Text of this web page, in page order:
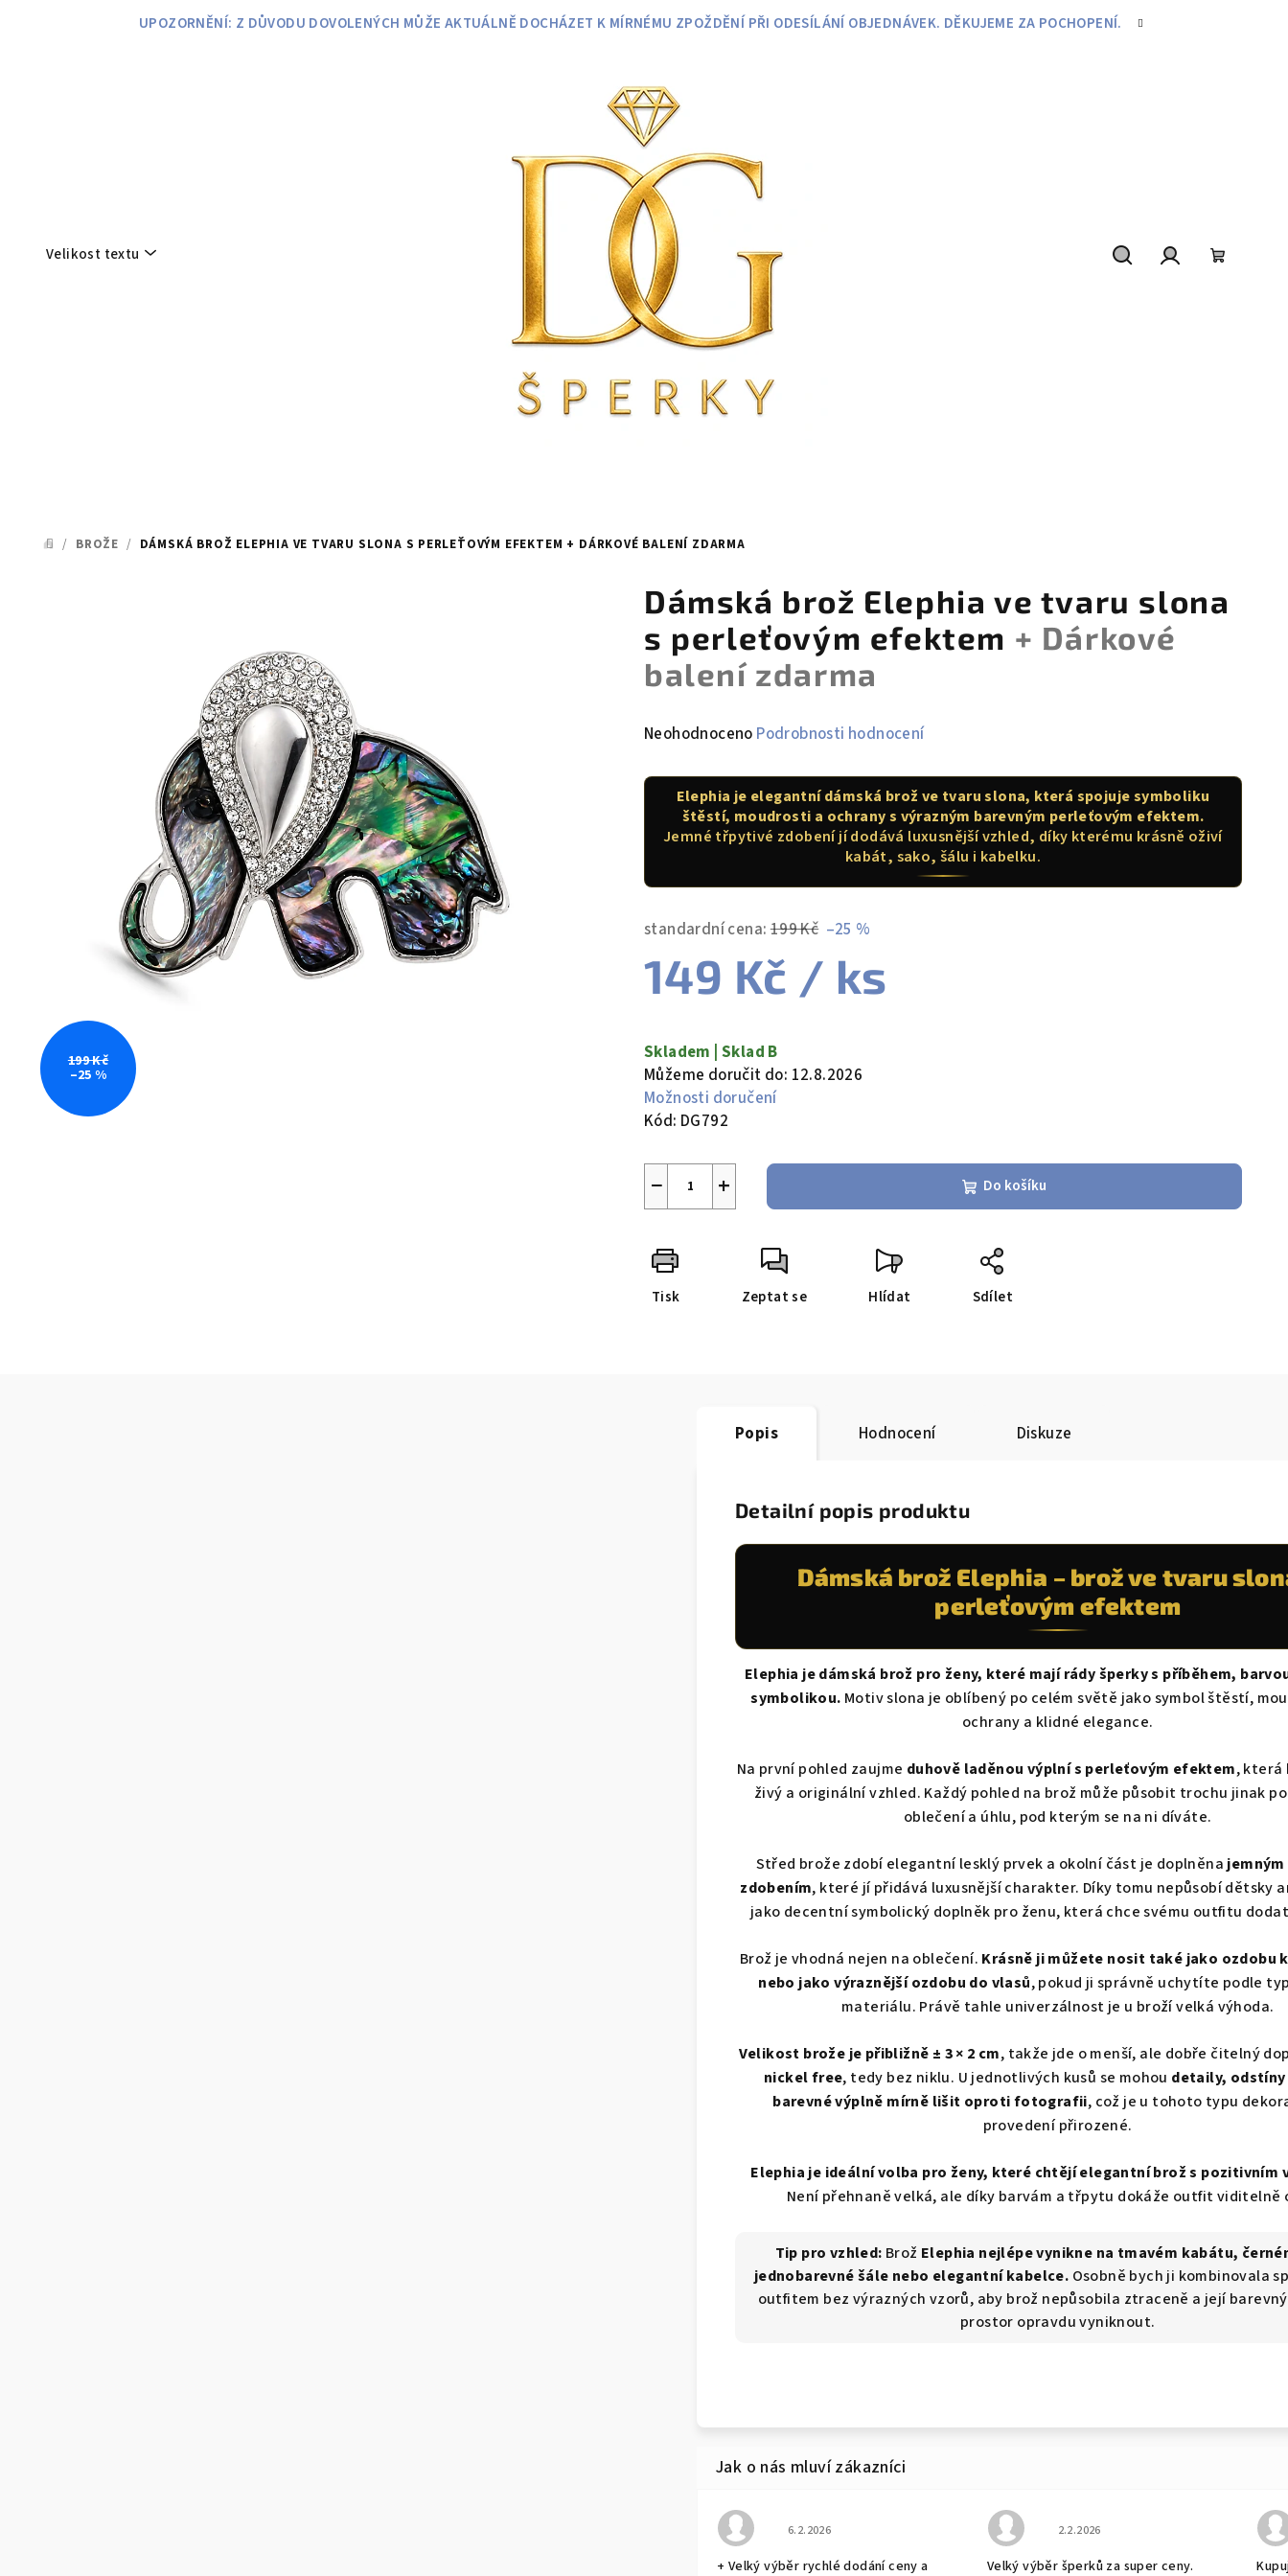
UPOZORNĚNÍ: Z DŮVODU DOVOLENÝCH MŮŽE AKTUÁLNĚ DOCHÁZET K MÍRNÉMU ZPOŽDĚNÍ PŘI ODESÍLÁNÍ OBJEDNÁVEK. DĚKUJEME ZA POCHOPENÍ.
Velikost textu
DOMŮ
/ BROŽE / DÁMSKÁ BROŽ ELEPHIA VE TVARU SLONA S PERLEŤOVÝM EFEKTEM + DÁRKOVÉ BALENÍ ZDARMA
Dámská brož Elephia ve tvaru slona
s perleťovým efektem + Dárkové
balení zdarma
Průměrné
produktu
hvězdiček.
Neohodnoceno Podrobnosti hodnocení
Elephia je elegantní dámská brož ve tvaru slona, která spojuje symboliku
štěstí, moudrosti a ochrany s výrazným barevným perleťovým efektem.
Jemné třpytivé zdobení jí dodává luxusnější vzhled, díky kterému krásně oživí
kabát, sako, šálu i kabelku.
standardní cena: 199 Kč –25 %
149 Kč / ks
cena:
Skladem | Sklad B
Můžeme doručit do: 12.8.2026
Možnosti doručení
Kód: DG792
+
− Do košíku
Tisk Zeptat se Hlídat Sdílet
199 Kč
–25 %
Popis Hodnocení Diskuze
Detailní popis produktu
Dámská brož Elephia – brož ve tvaru
perleťovým efektem
Elephia je dámská brož pro ženy, které mají rády šperky s příběhem,
symbolikou. Motiv slona je oblíbený po celém světě jako symbol štěstí,
ochrany a klidné elegance.
Na první pohled zaujme duhově laděnou výplní s perleťovým efektem, která
živý a originální vzhled. Každý pohled na brož může působit trochu jinak
oblečení a úhlu, pod kterým se na ni díváte.
Střed brože zdobí elegantní lesklý prvek a okolní část je doplněna
zdobením, které jí přidává luxusnější charakter. Díky tomu nepůsobí dětsky
jako decentní symbolický doplněk pro ženu, která chce svému outfitu
Brož je vhodná nejen na oblečení. Krásně ji můžete nosit také jako ozdobu
nebo jako výraznější ozdobu do vlasů, pokud ji správně uchytíte podle
materiálu. Právě tahle univerzálnost je u broží velká výhoda.
Velikost brože je přibližně ± 3 × 2 cm, takže jde o menší, ale dobře čitelný
nickel free, tedy bez niklu. U jednotlivých kusů se mohou detaily, odstíny
barevné výplně mírně lišit oproti fotografii, což je u tohoto typu
provedení přirozené.
Elephia je ideální volba pro ženy, které chtějí elegantní brož s pozitivním
Není přehnaně velká, ale díky barvám a třpytu dokáže outfit viditelně
Tip pro vzhled: Brož Elephia nejlépe vynikne na tmavém kabátu,
jednobarevné šále nebo elegantní kabelce. Osobně bych ji kombinovala
outfitem bez výrazných vzorů, aby brož nepůsobila ztraceně a její
prostor opravdu vyniknout.
Hodnocení obchodu je 5 z 5 hvězdiček.
6.2.2026
+ Velký výběr rychlé dodání ceny a
Hodnocení obchodu je 5 z 5
2.2.2026
Velký výběr šperků za super ceny.